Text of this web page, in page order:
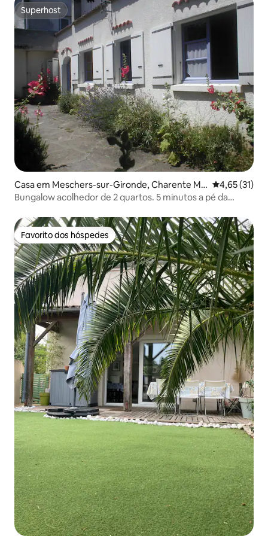
Superhost
Superhost
Casa em Meschers-sur-Gironde, Charente Ma
ritime
Classificação
4,65 (31)
Bungalow acolhedor de 2 quartos. 5 minutos a pé da
Favorito dos hóspedes
Favorito dos hóspedes